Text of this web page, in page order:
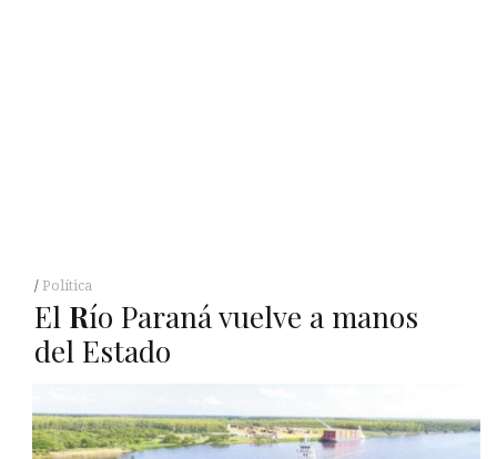
Política
El Río Paraná vuelve a manos
del Estado